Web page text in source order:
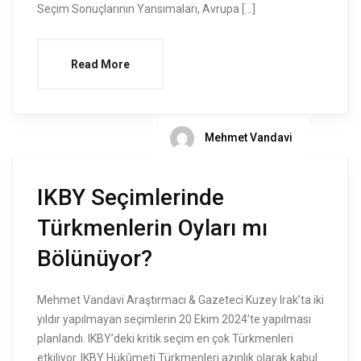
Seçim Sonuçlarının Yansımaları, Avrupa […]
Read More
Mehmet Vandavi
IKBY Seçimlerinde
Türkmenlerin Oyları mı
Bölünüyor?
Mehmet Vandavi Araştırmacı & Gazeteci Kuzey Irak’ta iki
yıldır yapılmayan seçimlerin 20 Ekim 2024’te yapılması
planlandı. IKBY’deki kritik seçim en çok Türkmenleri
etkiliyor. IKBY Hükûmeti Türkmenleri azınlık olarak kabul